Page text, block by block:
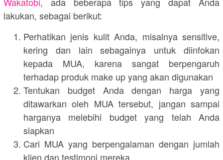
lakukan, sebagai berikut:
Perhatikan jenis kulit Anda, misalnya sensitive,
kering dan lain sebagainya untuk diinfokan
kepada MUA, karena sangat berpengaruh
terhadap produk make up yang akan digunakan
Tentukan budget Anda dengan harga yang
ditawarkan oleh MUA tersebut, jangan sampai
harganya melebihi budget yang telah Anda
siapkan
Cari MUA yang berpengalaman dengan jumlah
klien dan testimoni mereka